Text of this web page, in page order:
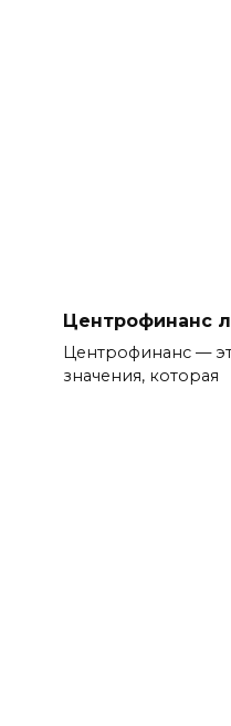
Центрофинанс
Центрофинанс —
значения, которая